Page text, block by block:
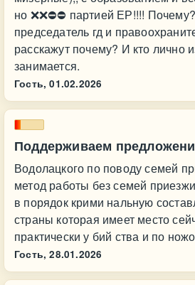
но ❌❌⛔⛔ партией ЕР!!!!
председатель гд и
расскажут почему? И кто лично
занимается.
Гость, 01.02.2026
Поддерживаем
Водолацкого по поводу семей
метод работы без семей
в порядок крими нальную
страны которая имеет место
практически у бий ства и по
Гость, 28.01.2026